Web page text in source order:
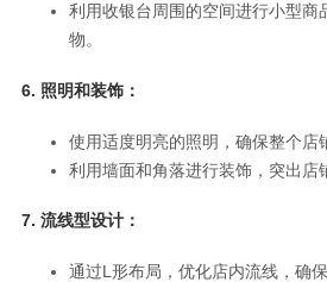
利用收银台周围的空间进行小型商
物。
6. 照明和装饰：
使用适度明亮的照明，确保整个店
利用墙面和角落进行装饰，突出店
7. 流线型设计：
通过L形布局，优化店内流线，确